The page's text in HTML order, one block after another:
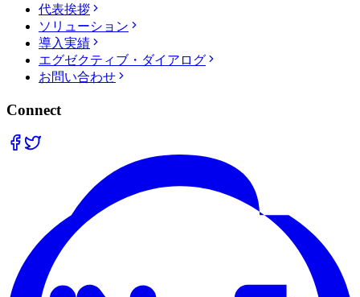
代表挨拶
ソリューション
導入実績
エグゼクティブ・ダイアログ
お問い合わせ
Connect